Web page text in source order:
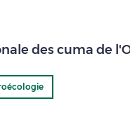
des cuma de